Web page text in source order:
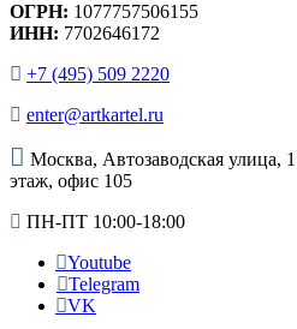
ОГРН: 1077757506155
ИНН: 7702646172
+7 (495) 509 2220
enter@artkartel.ru
Москва, Автозаводская улица,
этаж, офис 105
ПН-ПТ 10:00-18:00
Youtube
Telegram
VK